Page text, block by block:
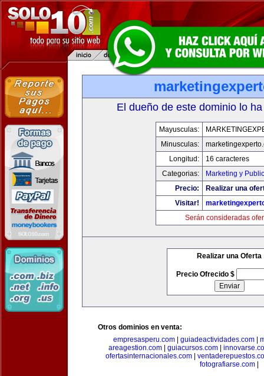
El dueño de este dominio lo
Mayusculas:
Minusculas:
Longitud:
16 caracteres
Categorias:
Marketing y
Precio:
Realizar una
Visitar!
Serán consideradas
Realizar una Oferta
Precio Ofrecido $
Otros dominios en venta:
empresasperu.com| guiadeactividades.com|
areagestion.com| guiacursos.com|
ofertasinternacionales.com|
fotografiarse.com